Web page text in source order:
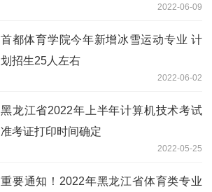
2022-06-09
首都体育学院今年新增冰雪运动专业 计
划招生25人左右
2022-06-02
黑龙江省2022年上半年计算机技术考试
准考证打印时间确定
2022-05-25
重要通知！2022年黑龙江省体育类专业